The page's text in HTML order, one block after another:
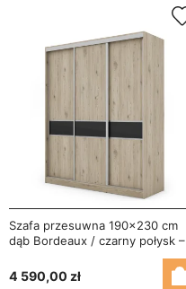
Szafa przesuwna 190x230 cm
dąb Bordeaux / czarny połysk –
4 590,00 zł